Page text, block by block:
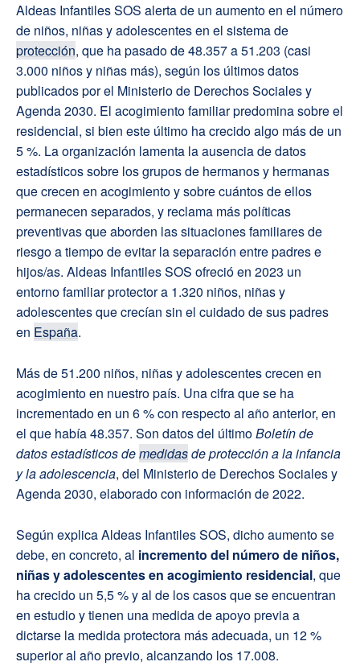
Aldeas Infantiles SOS alerta de un aumento en el número
de niños, niñas y adolescentes en el sistema de
protección, que ha pasado de 48.357 a 51.203 (casi
3.000 niños y niñas más), según los últimos datos
publicados por el Ministerio de Derechos Sociales y
Agenda 2030. El acogimiento familiar predomina sobre el
residencial, si bien este último ha crecido algo más de un
5 %. La organización lamenta la ausencia de datos
estadísticos sobre los grupos de hermanos y hermanas
que crecen en acogimiento y sobre cuántos de ellos
permanecen separados, y reclama más políticas
preventivas que aborden las situaciones familiares de
riesgo a tiempo de evitar la separación entre padres e
hijos/as. Aldeas Infantiles SOS ofreció en 2023 un
entorno familiar protector a 1.320 niños, niñas y
adolescentes que crecían sin el cuidado de sus padres
en España.
Más de 51.200 niños, niñas y adolescentes crecen en
acogimiento en nuestro país. Una cifra que se ha
incrementado en un 6 % con respecto al año anterior, en
el que había 48.357. Son datos del últimoBoletín de
datos estadísticos demedidasde protección a la infancia
y la adolescencia, del Ministerio de Derechos Sociales y
Agenda 2030, elaborado con información de 2022.
Según explica Aldeas Infantiles SOS, dicho aumento se
debe, en concreto, al incremento del número de niños,
niñas y adolescentes en acogimiento residencial, que
ha crecido un 5,5 % y al de los casos que se encuentran
en estudio y tienen una medida de apoyo previa a
dictarse la medida protectora más adecuada, un 12 %
superior al año previo, alcanzando los 17.008.